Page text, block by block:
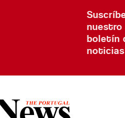
nuestro
boletín
noticias